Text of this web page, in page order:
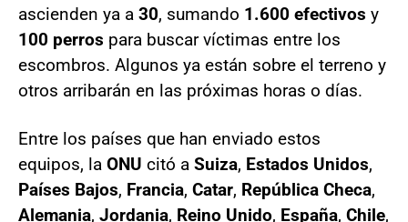
ascienden ya a 30, sumando 1.600 efectivos y
100 perros para buscar víctimas entre los
escombros. Algunos ya están sobre el terreno y
otros arribarán en las próximas horas o días.
Entre los países que han enviado estos
equipos, la ONU citó a Suiza, Estados Unidos,
Países Bajos, Francia, Catar, República Checa,
Alemania, Jordania, Reino Unido, España, Chile,